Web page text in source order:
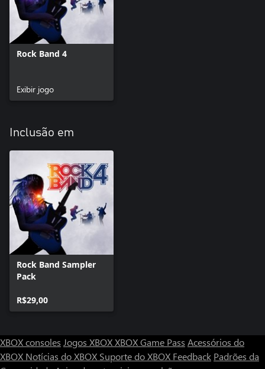
Rock Band 4
Exibir jogo
Inclusão em
Rock Band Sampler
Pack
R$29,00
XBOX consoles Jogos XBOXXBOX Game Pass Acessórios do
XBOX Notícias do XBOX Suporte do XBOX Feedback Padrões da